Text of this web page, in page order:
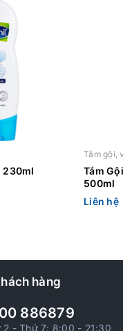
230ml
Tắm gội,
Tắm
500ml
Liên hệ
hàng
886879
2 - Thứ 7: 8:00 - 21:30